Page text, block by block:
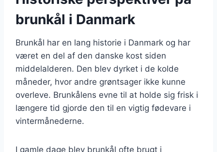
brunkål i Danmark
Brunkål har en lang historie i Danmark og har
været en del af den danske kost siden
middelalderen. Den blev dyrket i de kolde
måneder, hvor andre grøntsager ikke kunne
overleve. Brunkålens evne til at holde sig frisk i
længere tid gjorde den til en vigtig fødevare i
vintermånederne.
I gamle dage blev brunkål ofte brugt i